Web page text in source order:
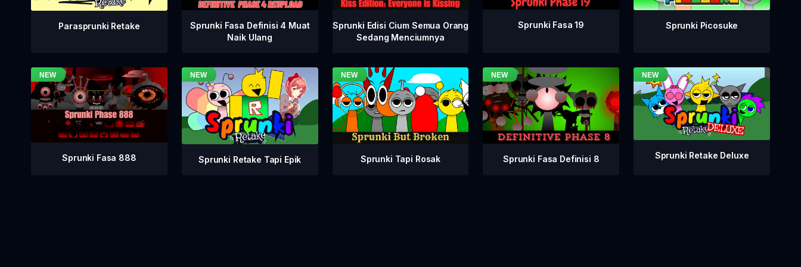
Parasprunki Retake
Sprunki Fasa Definisi 4 Muat
Naik Ulang
Sprunki Edisi Cium Semua Orang
Sedang Menciumnya
Sprunki Fasa 19 Sprunki Picosuke
Sprunki Fasa 888 Sprunki Retake Tapi Epik Sprunki Tapi Rosak Sprunki Fasa Definisi 8 Sprunki Retake Deluxe